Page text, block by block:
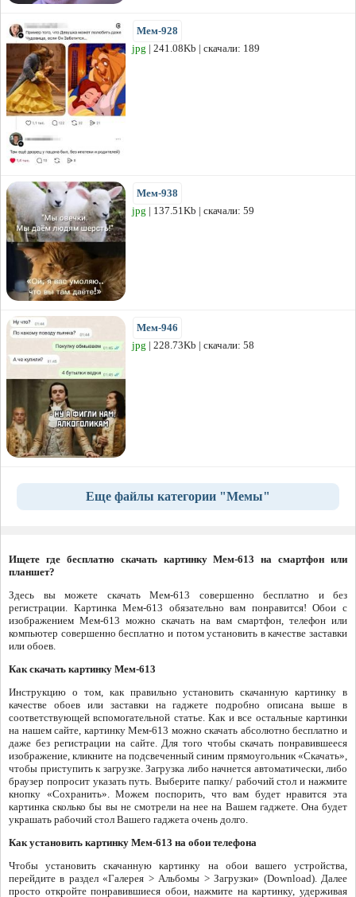
Мем-928
jpg | 241.08Kb | скачали: 189
Мем-938
jpg | 137.51Kb | скачали: 59
Мем-946
jpg | 228.73Kb | скачали: 58
Еще файлы категории "Мемы"
Ищете где бесплатно скачать картинку Мем-613 на смартфон или
планшет?
Здесь вы можете скачать Мем-613 совершенно бесплатно и без
регистрации. Картинка Мем-613 обязательно вам понравится! Обои с
изображением Мем-613 можно скачать на вам смартфон, телефон или
компьютер совершенно бесплатно и потом установить в качестве заставки
или обоев.
Как скачать картинку Мем-613
Инструкцию о том, как правильно установить скачанную картинку в
качестве обоев или заставки на гаджете подробно описана выше в
соответствующей вспомогательной статье. Как и все остальные картинки
на нашем сайте, картинку Мем-613 можно скачать абсолютно бесплатно и
даже без регистрации на сайте. Для того чтобы скачать понравившееся
изображение, кликните на подсвеченный синим прямоугольник «Скачать»,
чтобы приступить к загрузке. Загрузка либо начнется автоматически, либо
браузер попросит указать путь. Выберите папку/ рабочий стол и нажмите
кнопку «Сохранить». Можем поспорить, что вам будет нравится эта
картинка сколько бы вы не смотрели на нее на Вашем гаджете. Она будет
украшать рабочий стол Вашего гаджета очень долго.
Как установить картинку Мем-613 на обои телефона
Чтобы установить скачанную картинку на обои вашего устройства,
перейдите в раздел «Галерея > Альбомы > Загрузки» (Download). Далее
просто откройте понравившиеся обои, нажмите на картинку, удерживая